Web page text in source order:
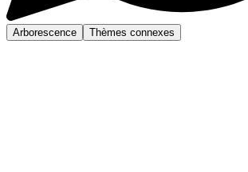
Arborescence Thèmes connexes